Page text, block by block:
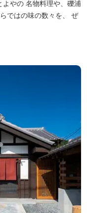
やの 名物料理や、礫浦
ではの味の数々を、 ぜ